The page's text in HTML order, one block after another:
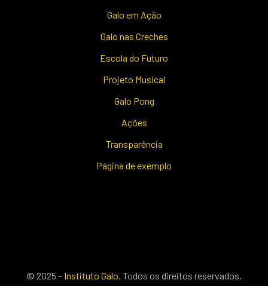
Galo em Ação
Galo nas Creches
Escola do Futuro
Projeto Musical
Galo Pong
Ações
Transparência
Página de exemplo
© 2025 – Instituto Galo. Todos os direitos reservados.